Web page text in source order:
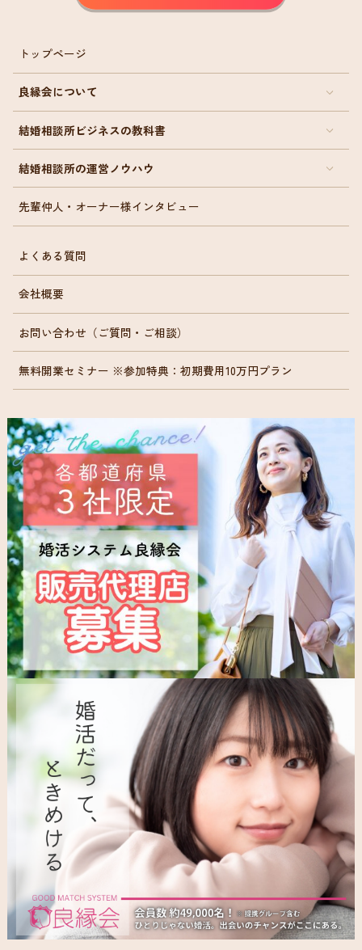
トップページ
良縁会について
結婚相談所ビジネスの教科書
結婚相談所の運営ノウハウ
先輩仲人・オーナー様インタビュー
よくある質問
会社概要
お問い合わせ（ご質問・ご相談）
無料開業セミナー ※参加特典：初期費用10万円プラン